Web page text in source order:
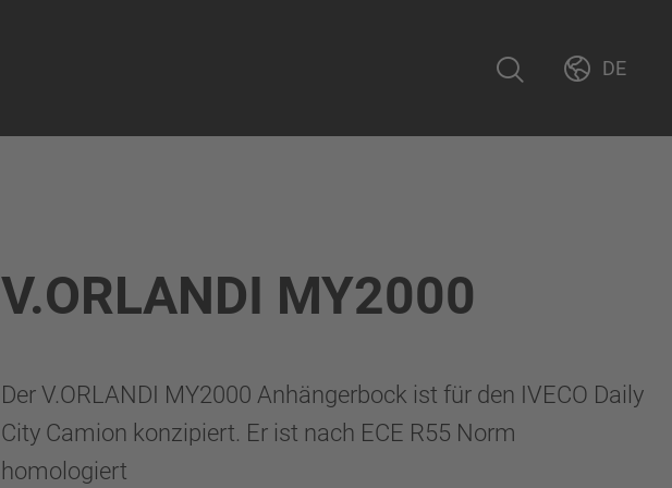
DE
V.ORLANDI MY2000
Der V.ORLANDI MY2000 Anhängerbock ist für den IVECO Daily
City Camion konzipiert. Er ist nach ECE R55 Norm
homologiert